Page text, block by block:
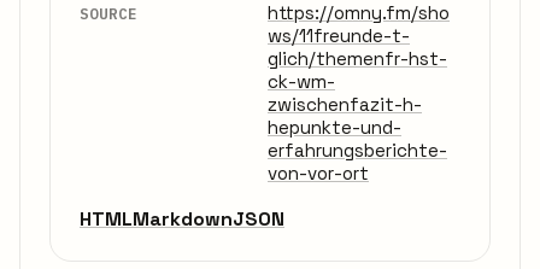
SOURCE
https://omny.fm/sho
ws/11freunde-t-
glich/themenfr-hst-
ck-wm-
zwischenfazit-h-
hepunkte-und-
erfahrungsberichte-
von-vor-ort
HTMLMarkdownJSON